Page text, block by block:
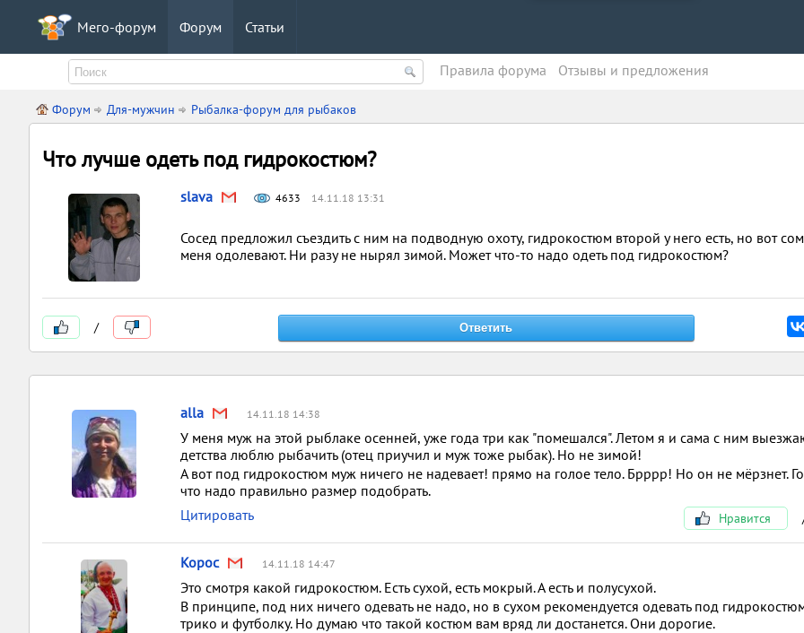
Мего-форум Форум Статьи
Правила форума Oтзывы и предложения
Форум Для-мужчин Рыбалка-форум для рыбаков
Что лучше одеть под гидрокостюм?
slava 4633 14.11.18 13:31
Сосед предложил съездить с ним на подводную охоту, гидрокостюм второй у него есть, но вот
меня одолевают. Ни разу не нырял зимой. Может что-то надо одеть под гидрокостюм?
/
alla 14.11.18 14:38
У меня муж на этой рыблаке осенней, уже года три как "помешался". Летом я и сама с ним
детства люблю рыбачить (отец приучил и муж тоже рыбак). Но не зимой!
А вот под гидрокостюм муж ничего не надевает! прямо на голое тело. Брррр! Но он не мёрзнет.
что надо правильно размер подобрать.
Цитировать
Нравится
Kopoc 14.11.18 14:47
Это смотря какой гидрокостюм. Есть сухой, есть мокрый. А есть и полусухой.
В принципе, под них ничего одевать не надо, но в сухом рекомендуется одевать под
трико и футболку. Но думаю что такой костюм вам вряд ли достанется. Они дорогие.